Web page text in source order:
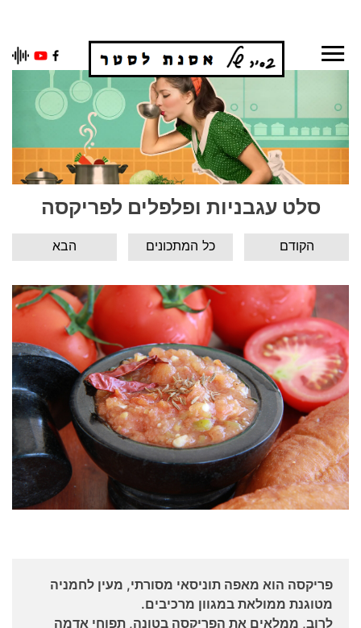
Skip
סלט עגבניות ופלפלים לפריקסה
הבא כל המתכונים הקודם
פריקסה הוא מאפה תוניסאי מסורתי, מעין לחמניה
מטוגנת ממולאת במגוון מרכיבים.
לרוב, ממלאים את הפריקסה בטונה, תפוחי אדמה